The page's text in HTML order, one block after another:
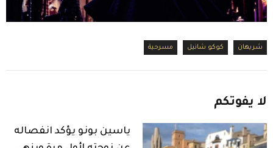
شريهان كوكو شانيل مسرحية
لا يفوتكم
ياسين بونو يؤكد انفصاله